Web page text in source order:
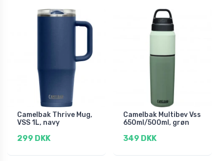
Camelbak Thrive Mug,
VSS 1L, navy
299 DKK
Camelbak Multibev Vss
650ml/500ml, grøn
349 DKK